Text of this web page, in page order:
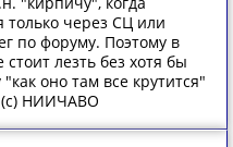
только через СЦ или
по форуму. Поэтому в
лезть без хотя бы
оно там все крутится"
(с) НИИЧАВО